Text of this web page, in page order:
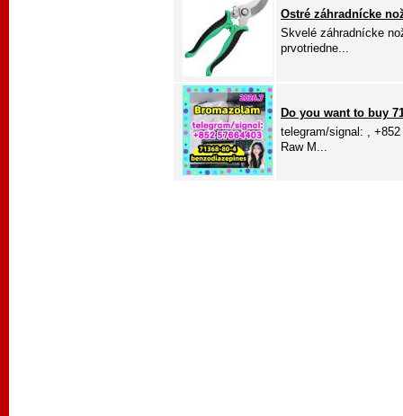
Ostré záhradnícke
Skvelé záhradnícke
prvotriedne...
Do you want to buy
telegram/signal: ,
Raw M...